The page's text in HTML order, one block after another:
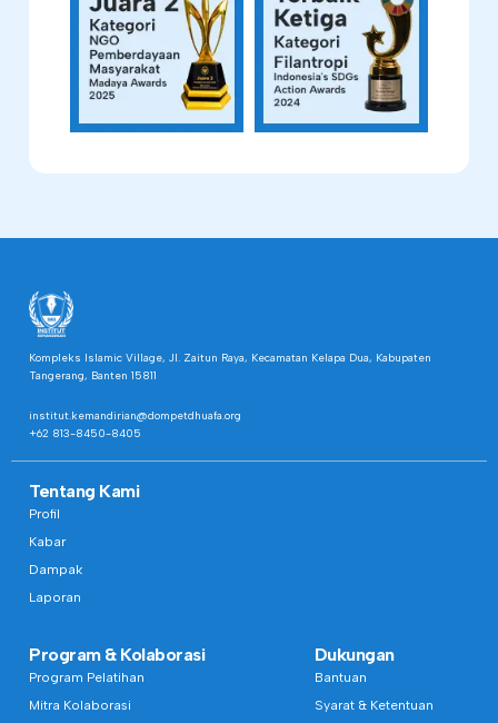
Kompleks Islamic Village, Jl. Zaitun Raya, Kecamatan Kelapa Dua, Kabupaten
Tangerang, Banten 15811
institut.kemandirian@dompetdhuafa.org
+62 813-8450-8405
Tentang Kami
Profil
Kabar
Dampak
Laporan
Program & Kolaborasi
Program Pelatihan
Mitra Kolaborasi
Dukungan
Bantuan
Syarat & Ketentuan